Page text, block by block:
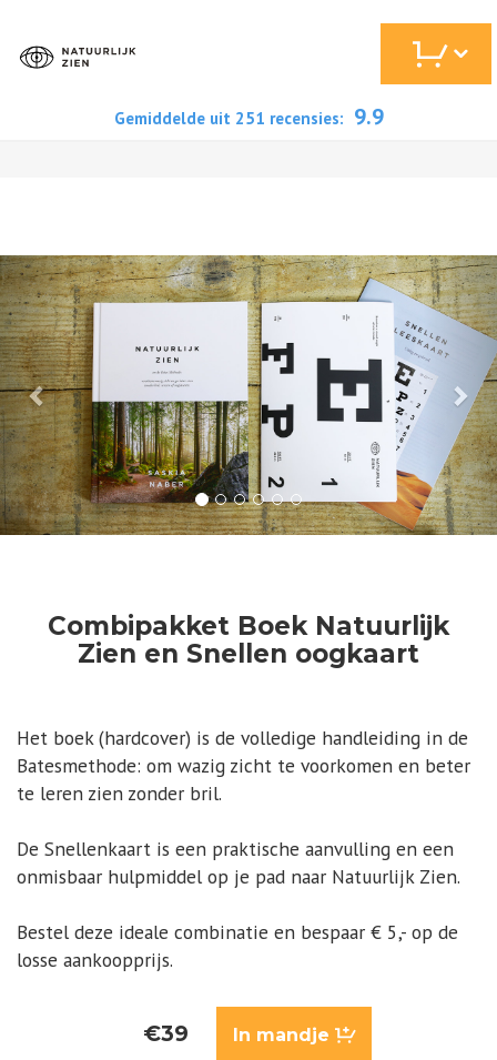
Gemiddelde uit 251 recensies: 9.9
Previous
Combipakket Boek Natuurlijk
Zien en Snellen oogkaart
Het boek (hardcover) is de volledige handleiding in de
Batesmethode: om wazig zicht te voorkomen en beter
te leren zien zonder bril.
De Snellenkaart is een praktische aanvulling en een
onmisbaar hulpmiddel op je pad naar Natuurlijk Zien.
Bestel deze ideale combinatie en bespaar € 5,- op de
losse aankoopprijs.
€39 In mandje